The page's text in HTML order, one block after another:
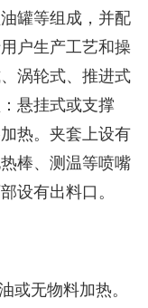
罐等组成，并配
户生产工艺和操
涡轮式、推进式
悬挂式或支撑
热。夹套上设有
棒、测温等喷嘴
设有出料口。
无物料加热。